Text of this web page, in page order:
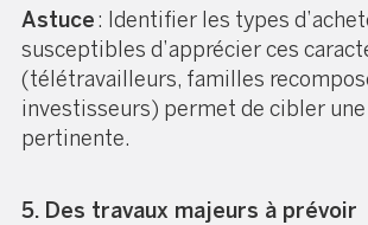
Astuce: Identifier les types
susceptibles d’apprécier ces
(télétravailleurs, familles
investisseurs) permet de cibler
pertinente.
5. Des travaux majeurs à prévoir